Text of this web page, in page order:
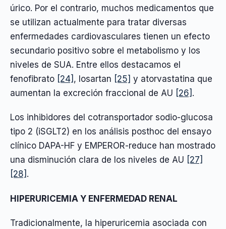
úrico. Por el contrario, muchos medicamentos que
se utilizan actualmente para tratar diversas
enfermedades cardiovasculares tienen un efecto
secundario positivo sobre el metabolismo y los
niveles de SUA. Entre ellos destacamos el
fenofibrato [24] , losartan [25] y atorvastatina que
aumentan la excreción fraccional de AU [26] .
Los inhibidores del cotransportador sodio-glucosa
tipo 2 (iSGLT2) en los análisis posthoc del ensayo
clínico DAPA-HF y EMPEROR-reduce han mostrado
una disminución clara de los niveles de AU [27]
[28] .
HIPERURICEMIA Y ENFERMEDAD RENAL
Tradicionalmente, la hiperuricemia asociada con